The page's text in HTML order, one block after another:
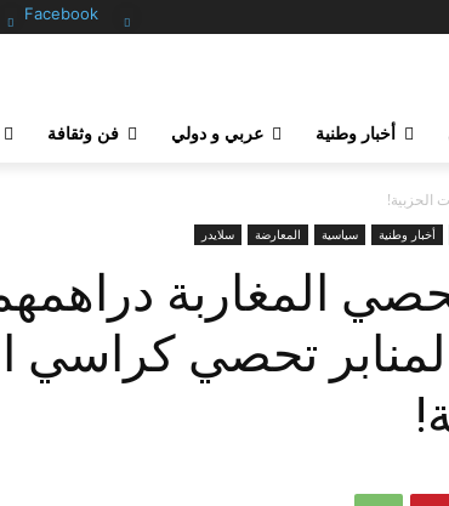
Facebook
أخبار وطنية عربي و دولي فن وثقافة
الحزبية!
أخبار وطنية سياسية المعارضة سلايدر
المغاربة
تحصي كراسي